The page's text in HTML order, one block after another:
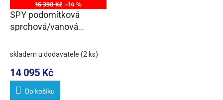
16 390 Kč –14 %
SPY podomítková
sprchová/vanová
2 výstupy, chrom
skladem u dodavatele (2 ks)
14 095 Kč
Do košíku